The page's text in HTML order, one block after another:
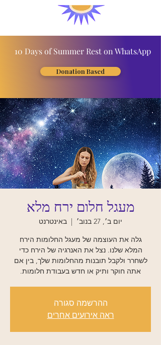
10 Days of Summer Rest on WhatsApp
Donation Based
מעגל חלום ירח מלא
יום ב׳, 27 בנוב׳
  |
באינטרנט
גלה את העוצמה של מעגל החלומות הירח
המלא שלנו. נצל את האנרגיה של הירח כדי
לשחרר ולקבל תובנות מהחלומות שלך, בין אם
אתה חוקר ותיק או חדש בעבודת חלומות.
ההרשמה סגורה
ראה אירועים אחרים